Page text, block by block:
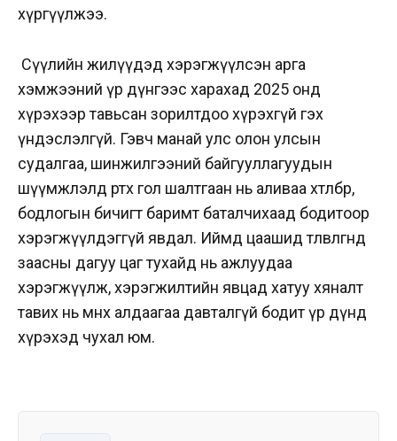
хүргүүлжээ.
Сүүлийн жилүүдэд хэрэгжүүлсэн арга
хэмжээний үр дүнгээс харахад 2025 онд
хүрэхээр тавьсан зорилтдоо хүрэхгүй гэх
үндэслэлгүй. Гэвч манай улс олон улсын
судалгаа, шинжилгээний байгууллагуудын
шүүмжлэлд өртөх гол шалтгаан нь аливаа хөтөлбөр,
бодлогын бичигт баримт баталчихаад бодитоор
хэрэгжүүлдэггүй явдал. Иймд цаашид төлөвлөгөөнд
заасны дагуу цаг тухайд нь ажлуудаа
хэрэгжүүлж, хэрэгжилтийн явцад хатуу хяналт
тавих нь өмнөх алдаагаа давталгүй бодит үр дүнд
хүрэхэд чухал юм.